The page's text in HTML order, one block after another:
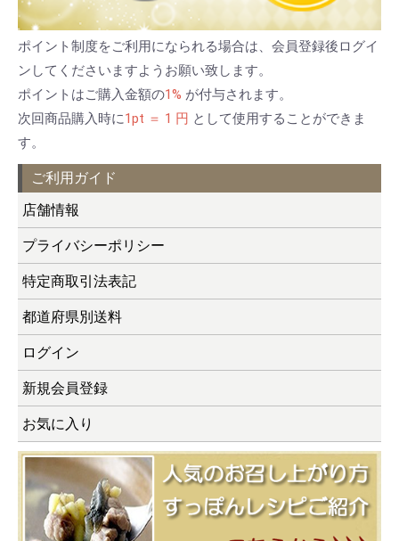
ポイント制度をご利用になられる場合は、会員登録後ログイ
ンしてくださいますようお願い致します。
ポイントはご購入金額の1% が付与されます。
次回商品購入時に1pt ＝ 1 円 として使用することができま
す。
ご利用ガイド
店舗情報
プライバシーポリシー
特定商取引法表記
都道府県別送料
ログイン
新規会員登録
お気に入り